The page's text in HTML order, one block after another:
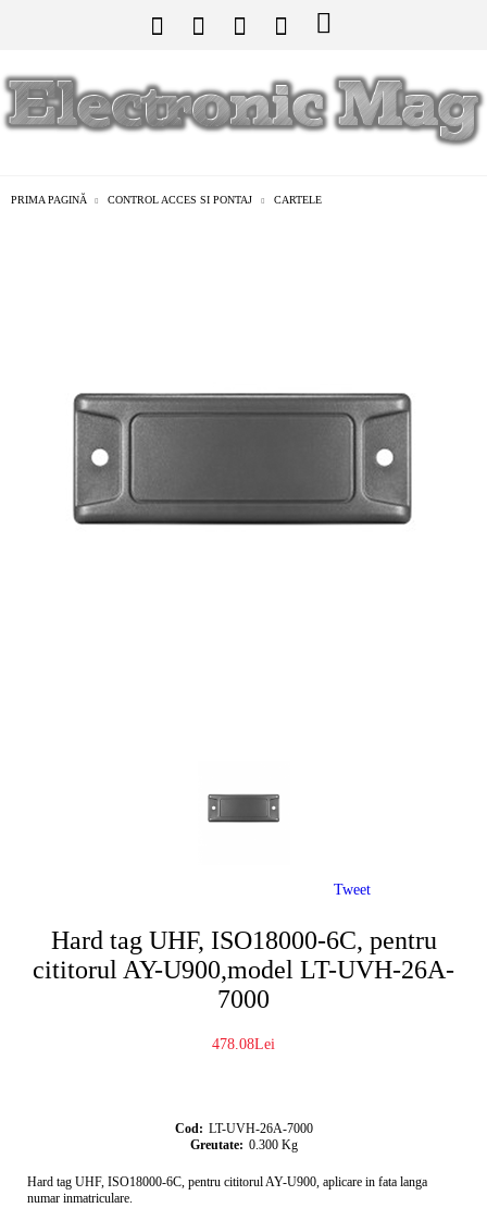
PRIMA PAGINĂ CONTROL ACCES SI PONTAJ CARTELE
Hard tag UHF, ISO18000-6C, pentru
cititorul AY-U900,model LT-UVH-26A-
7000
478.08Lei
Cod: LT-UVH-26A-7000
Greutate: 0.300 Kg
Hard tag UHF, ISO18000-6C, pentru cititorul AY-U900, aplicare in fata langa
numar inmatriculare.
Tweet